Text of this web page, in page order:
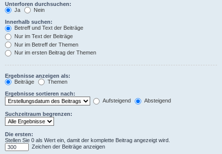
Unterforen durchsuchen:
Ja
Nein
Innerhalb suchen:
Betreff und Text der Beiträge
Nur im Text der Beiträge
Nur im Betreff der Themen
Nur im ersten Beitrag der Themen
Ergebnisse anzeigen als:
Beiträge
Themen
Ergebnisse sortieren nach:
Aufsteigend
Absteigend
Suchzeitraum begrenzen:
Die ersten:
Stellen Sie 0 als Wert ein, damit der komplette Beitrag angezeigt wird.
Zeichen der Beiträge anzeigen